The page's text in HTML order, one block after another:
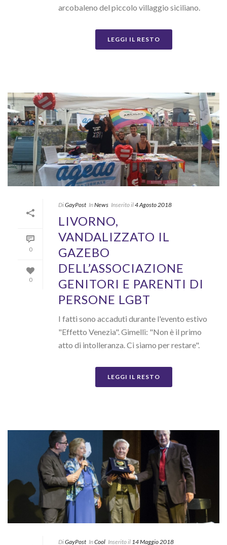
arcobaleno del piccolo villaggio siciliano.
LEGGI IL RESTO
0
0
DiGayPost InNews Inserito il4 Agosto 2018
LIVORNO,
VANDALIZZATO IL
GAZEBO
DELL’ASSOCIAZIONE
GENITORI E PARENTI DI
PERSONE LGBT
I fatti sono accaduti durante l'evento estivo
"Effetto Venezia". Gimelli: "Non è il primo
atto di intolleranza. Ci siamo per restare".
LEGGI IL RESTO
DiGayPost InCool Inserito il 14 Maggio 2018